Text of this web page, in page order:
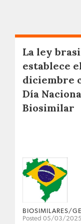
La ley
establece
diciembre
Día
Biosimilar
BIOSIMILARES/
Posted 05/03/2025